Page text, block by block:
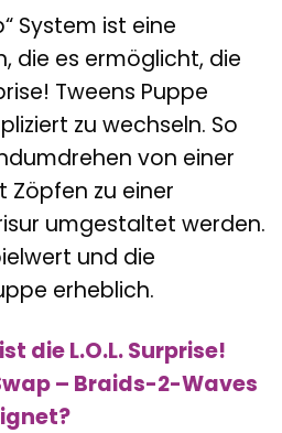
System ist eine
die es ermöglicht, die
Tweens Puppe
zu wechseln. So
von einer
Zöpfen zu einer
umgestaltet werden.
und die
erheblich.
die L.O.L. Surprise!
– Braids-2-Waves